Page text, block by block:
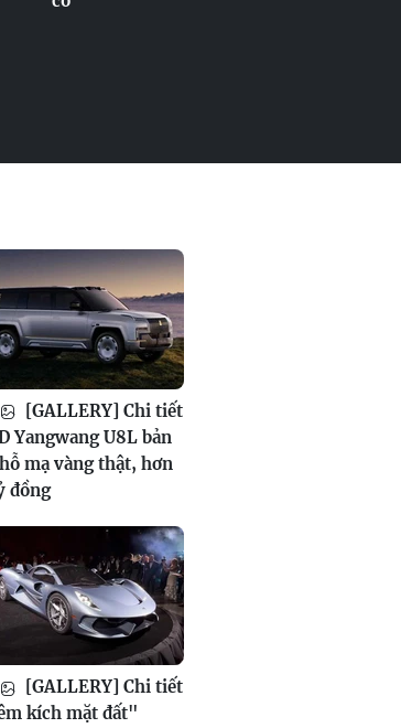
[GALLERY] Chi tiết
Yangwang U8L bản
mạ vàng thật, hơn
đồng
[GALLERY] Chi tiết
kích mặt đất"